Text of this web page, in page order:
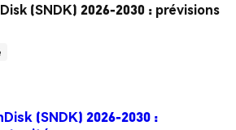
(SNDK) 2026-2030 : prévisions
(SNDK) 2026-2030 :